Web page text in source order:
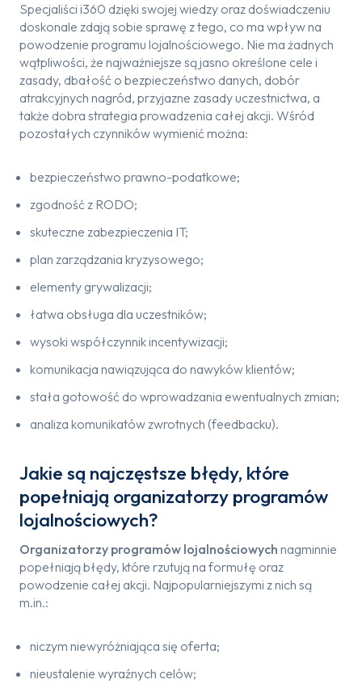
Specjaliści i360 dzięki swojej wiedzy oraz doświadczeniu
doskonale zdają sobie sprawę z tego, co ma wpływ na
powodzenie programu lojalnościowego. Nie ma żadnych
wątpliwości, że najważniejsze są jasno określone cele i
zasady, dbałość o bezpieczeństwo danych, dobór
atrakcyjnych nagród, przyjazne zasady uczestnictwa, a
także dobra strategia prowadzenia całej akcji. Wśród
pozostałych czynników wymienić można:
bezpieczeństwo prawno-podatkowe;
zgodność z RODO;
skuteczne zabezpieczenia IT;
plan zarządzania kryzysowego;
elementy grywalizacji;
łatwa obsługa dla uczestników;
wysoki współczynnik incentywizacji;
komunikacja nawiązująca do nawyków klientów;
stała gotowość do wprowadzania ewentualnych zmian;
analiza komunikatów zwrotnych (feedbacku).
Jakie są najczęstsze błędy, które
popełniają organizatorzy programów
lojalnościowych?
Organizatorzy programów lojalnościowych nagminnie
popełniają błędy, które rzutują na formułę oraz
powodzenie całej akcji. Najpopularniejszymi z nich są
m.in.:
niczym niewyróżniająca się oferta;
nieustalenie wyraźnych celów;